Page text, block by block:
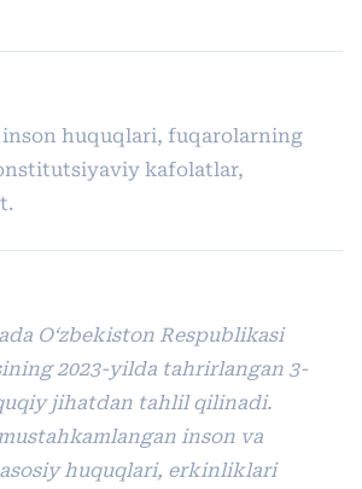
huquqlari, fuqarolarning
kafolatlar,
O‘zbekiston Respublikasi
2023-yilda tahrirlangan 3-
jihatdan tahlil qilinadi.
inson va
huquqlari, erkinliklari